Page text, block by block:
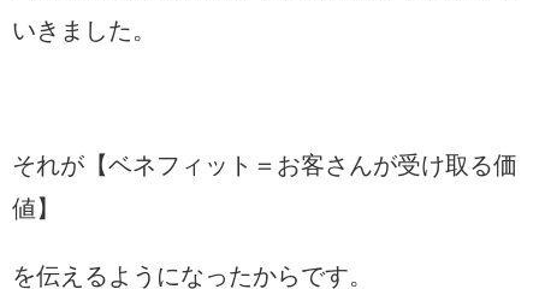
いきました。
それが【ベネフィット＝お客さんが受け取る価
値】
を伝えるようになったからです。